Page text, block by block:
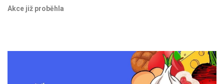
Akce již proběhla